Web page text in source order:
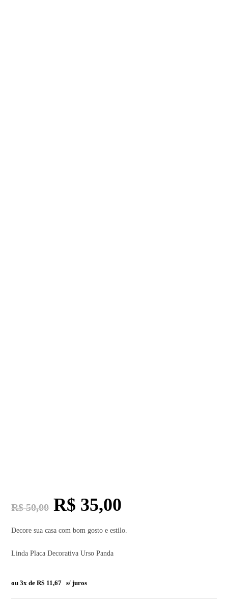
R$50,00 R$ 35,00
Decore sua casa com bom gosto e estilo.
Linda Placa Decorativa Urso Panda
ou 3x deR$ 11,67 s/ juros